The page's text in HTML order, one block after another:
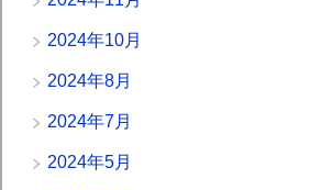
2024年10月
2024年8月
2024年7月
2024年5月